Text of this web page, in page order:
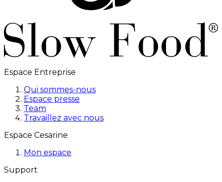
Espace Entreprise
Qui sommes-nous
Espace presse
Team
Travaillez avec nous
Espace Cesarine
Mon espace
Support